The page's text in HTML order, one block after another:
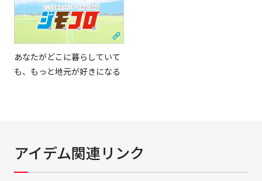
あなたがどこに暮らしていて
も、もっと地元が好きになる
アイデム関連リンク